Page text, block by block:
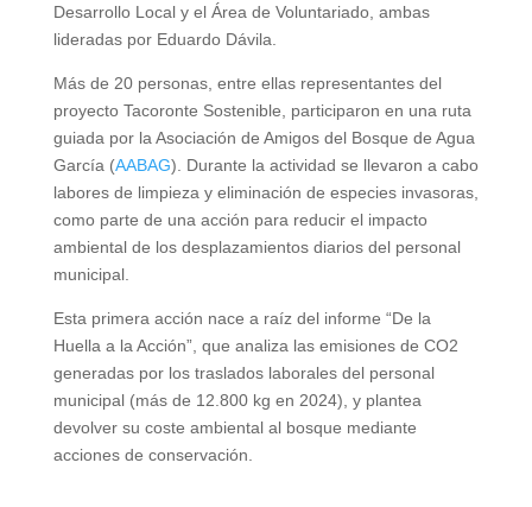
Desarrollo Local y el Área de Voluntariado, ambas
lideradas por Eduardo Dávila.
Más de 20 personas, entre ellas representantes del
proyecto Tacoronte Sostenible, participaron en una ruta
guiada por la Asociación de Amigos del Bosque de Agua
García (AABAG). Durante la actividad se llevaron a cabo
labores de limpieza y eliminación de especies invasoras,
como parte de una acción para reducir el impacto
ambiental de los desplazamientos diarios del personal
municipal.
Esta primera acción nace a raíz del informe “De la
Huella a la Acción”, que analiza las emisiones de CO2
generadas por los traslados laborales del personal
municipal (más de 12.800 kg en 2024), y plantea
devolver su coste ambiental al bosque mediante
acciones de conservación.